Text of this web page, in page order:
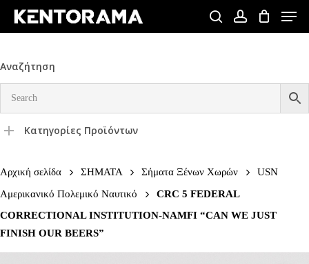
Skip
content
searchaccount
Menu
Αναζήτηση
Κατηγορίες Προϊόντων
Αρχική σελίδα ΣΗΜΑΤΑ Σήματα Ξένων Χωρών
USN
Αμερικανικό Πολεμικό Ναυτικό
CRC 5 FEDERAL
CORRECTIONAL INSTITUTION-NAMFI “CAN WE JUST
FINISH OUR BEERS”